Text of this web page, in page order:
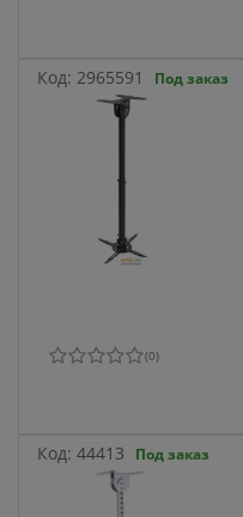
Код: 2965591 Под заказ
(0)
Код: 44413 Под заказ